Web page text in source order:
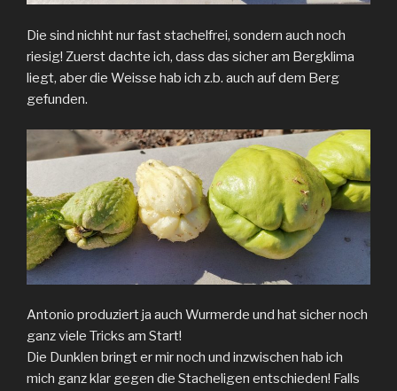
Die sind nichht nur fast stachelfrei, sondern auch noch
riesig! Zuerst dachte ich, dass das sicher am Bergklima
liegt, aber die Weisse hab ich z.b. auch auf dem Berg
gefunden.
Antonio produziert ja auch Wurmerde und hat sicher noch
ganz viele Tricks am Start!
Die Dunklen bringt er mir noch und inzwischen hab ich
mich ganz klar gegen die Stacheligen entschieden! Falls